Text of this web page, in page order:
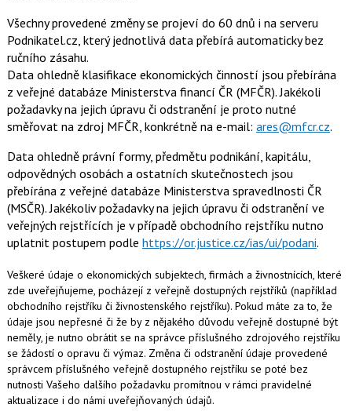
Všechny provedené změny se projeví do 60 dnů i na serveru
Podnikatel.cz, který jednotlivá data přebírá automaticky bez
ručního zásahu.
Data ohledně klasifikace ekonomických činností jsou přebírána
z veřejné databáze Ministerstva financí ČR (MFČR). Jakékoli
požadavky na jejich úpravu či odstranění je proto nutné
směřovat na zdroj MFČR, konkrétně na e-mail: ares@mfcr.cz.
Data ohledně právní formy, předmětu podnikání, kapitálu,
odpovědných osobách a ostatních skutečnostech jsou
přebírána z veřejné databáze Ministerstva spravedlnosti ČR
(MSČR). Jakékoliv požadavky na jejich úpravu či odstranění ve
veřejných rejstřících je v případě obchodního rejstříku nutno
uplatnit postupem podle https://or.justice.cz/ias/ui/podani.
Veškeré údaje o ekonomických subjektech, firmách a živnostnících, které
zde uveřejňujeme, pocházejí z veřejně dostupných rejstříků (například
obchodního rejstříku či živnostenského rejstříku). Pokud máte za to, že
údaje jsou nepřesné či že by z nějakého důvodu veřejně dostupné být
neměly, je nutno obrátit se na správce příslušného zdrojového rejstříku
se žádostí o opravu či výmaz. Změna či odstranění údaje provedené
správcem příslušného veřejně dostupného rejstříku se poté bez
nutnosti Vašeho dalšího požadavku promítnou v rámci pravidelné
aktualizace i do námi uveřejňovaných údajů.